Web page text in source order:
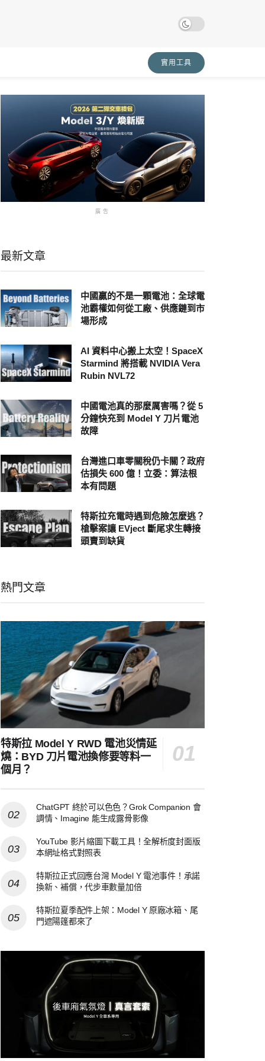
實用工具
廣告
最新文章
中國贏的不是一顆電池：全球電
池霸權如何從工廠、供應鏈到市
場形成
AI 資料中心搬上太空！SpaceX
Starmind 將搭載 NVIDIA Vera
Rubin NVL72
中國電池真的那麼厲害嗎？從 5
分鐘快充到 Model Y 刀片電池
故障
台灣進口車零關稅仍卡關？政府
估損失 600 億！立委：算法根
本有問題
特斯拉充電時遇到危險怎麼逃？
槍擊案讓 EVject 斷尾求生轉接
頭賣到缺貨
熱門文章
特斯拉 Model Y RWD 電池災情延
燒：BYD 刀片電池換修要等料一
個月？
ChatGPT 終於可以色色？Grok Companion 會
調情、Imagine 能生成露骨影像
YouTube 影片縮圖下載工具！全解析度封面版
本網址格式對照表
特斯拉正式回應台灣 Model Y 電池事件！承諾
換新、補償，代步車數量加倍
特斯拉夏季配件上架：Model Y 原廠冰箱、尾
門遮陽篷都來了